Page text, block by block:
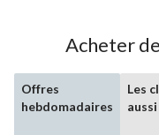
Acheter
Offres
hebdomadaires
Les